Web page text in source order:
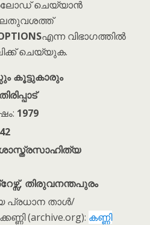
ചെയ്യാൻ
എന്ന വിഭാഗത്തിൽ
ചെയ്യുക.
കൂട്ടുകാരും
1979
42
തിരുവനന്തപുരം
പ്രധാന താൾ/
(archive.org): കണ്ണി